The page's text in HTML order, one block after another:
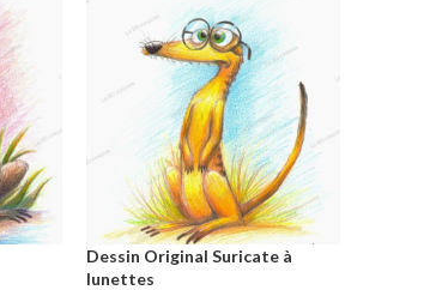
Dessin Original Suricate à
lunettes